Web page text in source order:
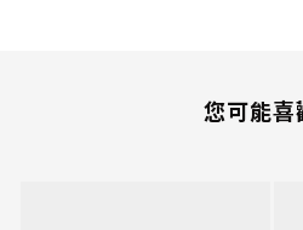
您可能喜